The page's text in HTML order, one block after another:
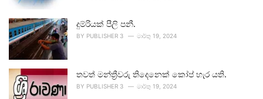
දුම්රියක් පීලි පනී.
BY PUBLISHER 3 මාර්තු 19, 2024
තවත් මන්ත්‍රීවරු තිදෙනෙක් කෝප් හැර යති.
BY PUBLISHER 3 මාර්තු 19, 2024